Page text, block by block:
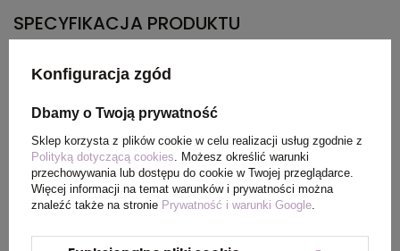
SPECYFIKACJA PRODUKTU
Kolor
Wymiary
produktu
8 x 9 x 18 cm
Konfiguracja zgód
Dbamy o Twoją prywatność
Sklep korzysta z plików cookie w celu realizacji usług zgodnie z
Polityką dotyczącą cookies. Możesz określić warunki
przechowywania lub dostępu do cookie w Twojej przeglądarce.
Więcej informacji na temat warunków i prywatności można
znaleźć także na stronie Prywatność i warunki Google.